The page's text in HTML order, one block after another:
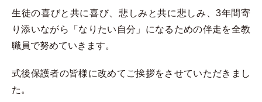
生徒の喜びと共に喜び、悲しみと共に悲しみ、3年間寄
り添いながら「なりたい自分」になるための伴走を全教
職員で努めていきます。
式後保護者の皆様に改めてご挨拶をさせていただきまし
た。